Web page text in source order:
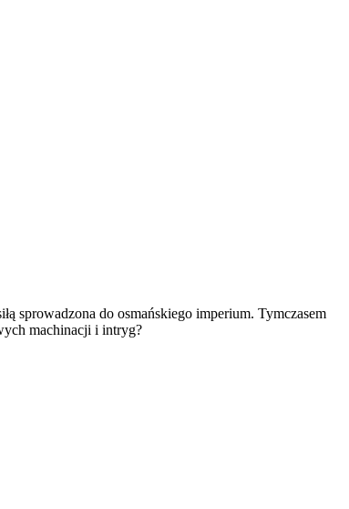
sprowadzona do osmańskiego imperium. Tymczasem
machinacji i intryg?